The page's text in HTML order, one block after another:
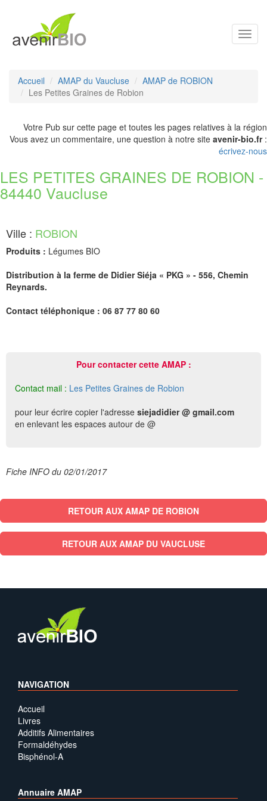
Accueil AMAP du Vaucluse
AMAP de ROBION
Les Petites Graines de Robion
Votre Pub sur cette page et toutes les pages relatives à la région
Vous avez un commentaire, une question à notre site avenir-bio.fr:
écrivez-nous
LES PETITES GRAINES DE ROBION -
84440 Vaucluse
Ville : ROBION
Produits : Légumes BIO
Distribution à la ferme de Didier Siéja « PKG » - 556, Chemin
Reynards.
Contact téléphonique : 06 87 77 80 60
Pour contacter cette AMAP :
Contact mail : Les Petites Graines de Robion
pour leur écrire copier l'adresse siejadidier @ gmail.com
en enlevant les espaces autour de @
Fiche INFO du 02/01/2017
RETOUR AUX AMAP DE ROBION
RETOUR AUX AMAP DU VAUCLUSE
NAVIGATION
Accueil
Livres
Additifs Alimentaires
Formaldéhydes
Bisphénol-A
Annuaire AMAP